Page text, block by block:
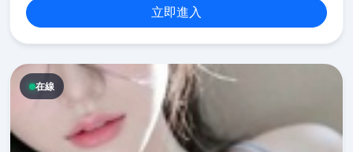
立即進入
在線